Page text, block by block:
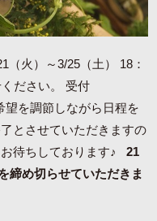
（火）～3/25（土） 18：
ださい。 受付
を調節しながら日程を
とさせていただきますの
お待ちしております♪21
締め切らせていただきま